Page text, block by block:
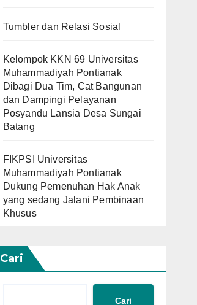
Tumbler dan Relasi Sosial
Kelompok KKN 69 Universitas
Muhammadiyah Pontianak
Dibagi Dua Tim, Cat Bangunan
dan Dampingi Pelayanan
Posyandu Lansia Desa Sungai
Batang
FIKPSI Universitas
Muhammadiyah Pontianak
Dukung Pemenuhan Hak Anak
yang sedang Jalani Pembinaan
Khusus
Cari
Cari